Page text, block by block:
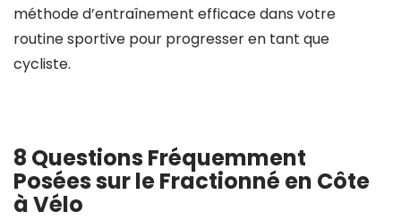
méthode d’entraînement efficace dans votre
routine sportive pour progresser en tant que
cycliste.
8 Questions Fréquemment
Posées sur le Fractionné en Côte
à Vélo